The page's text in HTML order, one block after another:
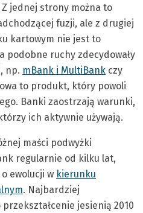
jednej strony można to
fuzji, ale z drugiej
kartowym nie jest to
podobne ruchy zdecydowały
np. mBank i MultiBank czy
to produkt, który powoli
Banki zaostrzają warunki,
ich aktywnie używają.
maści podwyżki
regularnie od kilku lat,
ewolucji w kierunku
. Najbardziej
jesienią 2010